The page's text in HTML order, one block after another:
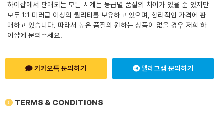
하이샵에서 판매되는 모든 시계는 등급별 품질의 차이가 있을 순 있지만
모두 1:1 미러급 이상의 퀄리티를 보유하고 있으며, 합리적인 가격에 판
매하고 있습니다. 따라서 높은 품질의 원하는 상품이 없을 경우 저희 하
이샵에 문의주세요.
카카오톡 문의하기 텔레그램 문의하기
TERMS & CONDITIONS